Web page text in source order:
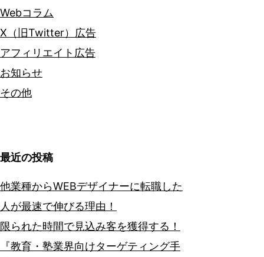
Webコラム
X（旧Twitter）広告
アフィリエイト広告
お知らせ
その他
最近の投稿
他業種からWEBデザイナーに転職した
人が最速で伸びる理由！
限られた時間で見込み客を獲得する！
『教育・塾業界向けターゲティング手